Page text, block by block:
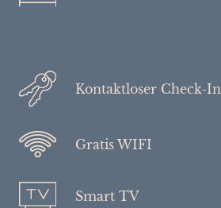
Kontaktloser Check-In
Gratis WIFI
Smart TV